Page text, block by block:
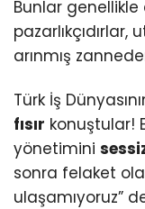
Bunlar
arınmış
Türk İş
fısır konuştular!
yönetimini
sonra felaket
ulaşamıyoruz”